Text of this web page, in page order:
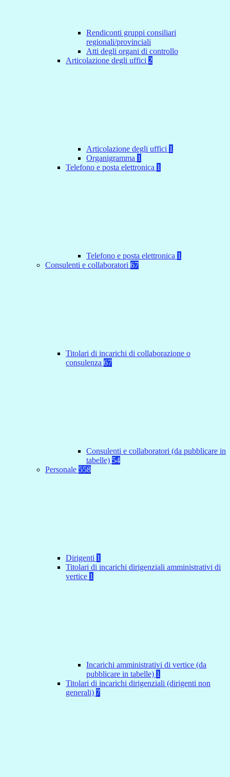
Rendiconti gruppi consiliari
regionali/provinciali
Atti degli organi di controllo
Articolazione degli uffici 2
Articolazione degli uffici 1
Organigramma 1
Telefono e posta elettronica 1
Telefono e posta elettronica 1
Consulenti e collaboratori 67
Titolari di incarichi di collaborazione o
consulenza 67
Consulenti e collaboratori (da pubblicare in
tabelle) 54
Personale 558
Dirigenti 1
Titolari di incarichi dirigenziali amministrativi di
vertice 1
Incarichi amministrativi di vertice (da
pubblicare in tabelle) 1
Titolari di incarichi dirigenziali (dirigenti non
generali) 7